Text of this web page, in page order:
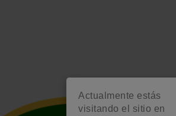
Actualmente estás
visitando el sitio en